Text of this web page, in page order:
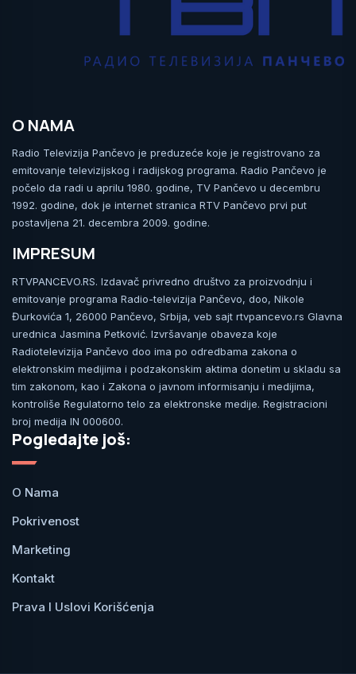
O NAMA
Radio Televizija Pančevo je preduzeće koje je registrovano za
emitovanje televizijskog i radijskog programa. Radio Pančevo je
počelo da radi u aprilu 1980. godine, TV Pančevo u decembru
1992. godine, dok je internet stranica RTV Pančevo prvi put
postavljena 21. decembra 2009. godine.
IMPRESUM
RTVPANCEVO.RS. Izdavač privredno društvo za proizvodnju i
emitovanje programa Radio-televizija Pančevo, doo, Nikole
Đurkovića 1, 26000 Pančevo, Srbija, veb sajt rtvpancevo.rs Glavna
urednica Jasmina Petković. Izvršavanje obaveza koje
Radiotelevizija Pančevo doo ima po odredbama zakona o
elektronskim medijima i podzakonskim aktima donetim u skladu sa
tim zakonom, kao i Zakona o javnom informisanju i medijima,
kontroliše Regulatorno telo za elektronske medije. Registracioni
broj medija IN 000600.
Pogledajte još:
O Nama
Pokrivenost
Marketing
Kontakt
Prava I Uslovi Korišćenja